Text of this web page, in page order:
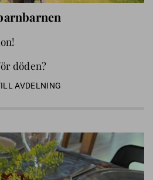
döden?
AVDELNING